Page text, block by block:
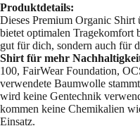
Produktdetails:
Dieses Premium Organic Shirt
bietet optimalen
gut für dich, sondern auch für
Shirt für mehr
100, FairWear Foundation,
verwendete Baumwolle
wird keine Gentechnik
kommen keine Chemikalien
Einsatz.